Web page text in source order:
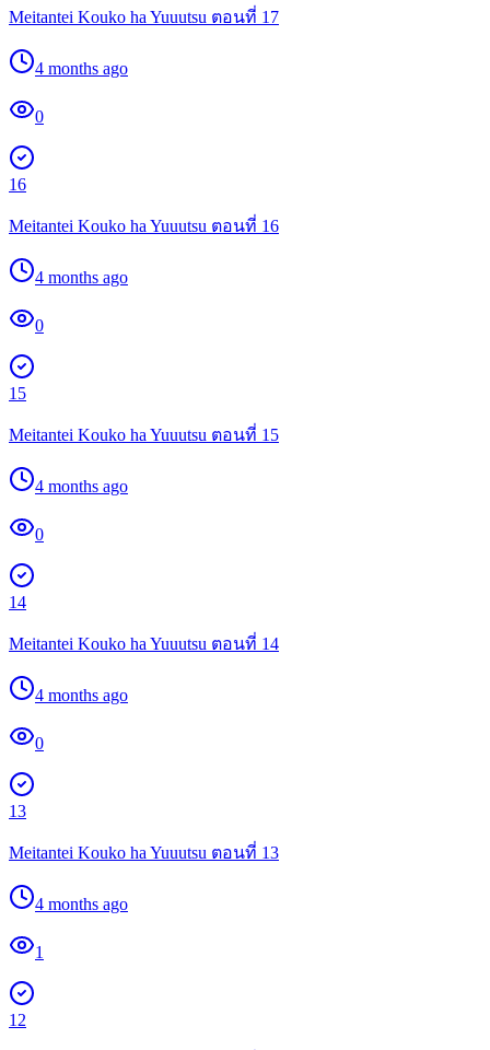
Meitantei Kouko ha Yuuutsu ตอนที่ 17
4 months ago
0
16
Meitantei Kouko ha Yuuutsu ตอนที่ 16
4 months ago
0
15
Meitantei Kouko ha Yuuutsu ตอนที่ 15
4 months ago
0
14
Meitantei Kouko ha Yuuutsu ตอนที่ 14
4 months ago
0
13
Meitantei Kouko ha Yuuutsu ตอนที่ 13
4 months ago
1
12